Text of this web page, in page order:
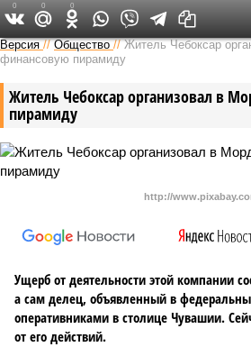
Версия в Чувашии
Версия //Общество //Житель Чебоксар
финансовую пирамиду
Житель Чебоксар организовал в
пирамиду
http://
Ущерб от деятельности этой компании
а сам делец, объявленный в
оперативниками в столице Чувашии.
от его действий.
0 0 0